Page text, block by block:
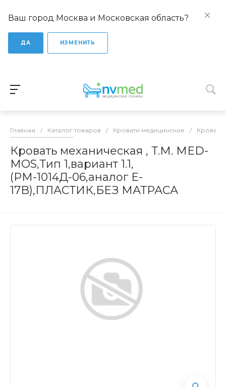
Ваш город Москва и Московская область?
ДА ИЗМЕНИТЬ
Главная / Каталог товаров / Кровати медицинские / Кровати
Кровать механическая , Т.М. MED-
MOS,Тип 1,вариант 1.1,
(РМ-1014Д-06,аналог E-
17B),ПЛАСТИК,БЕЗ МАТРАСА